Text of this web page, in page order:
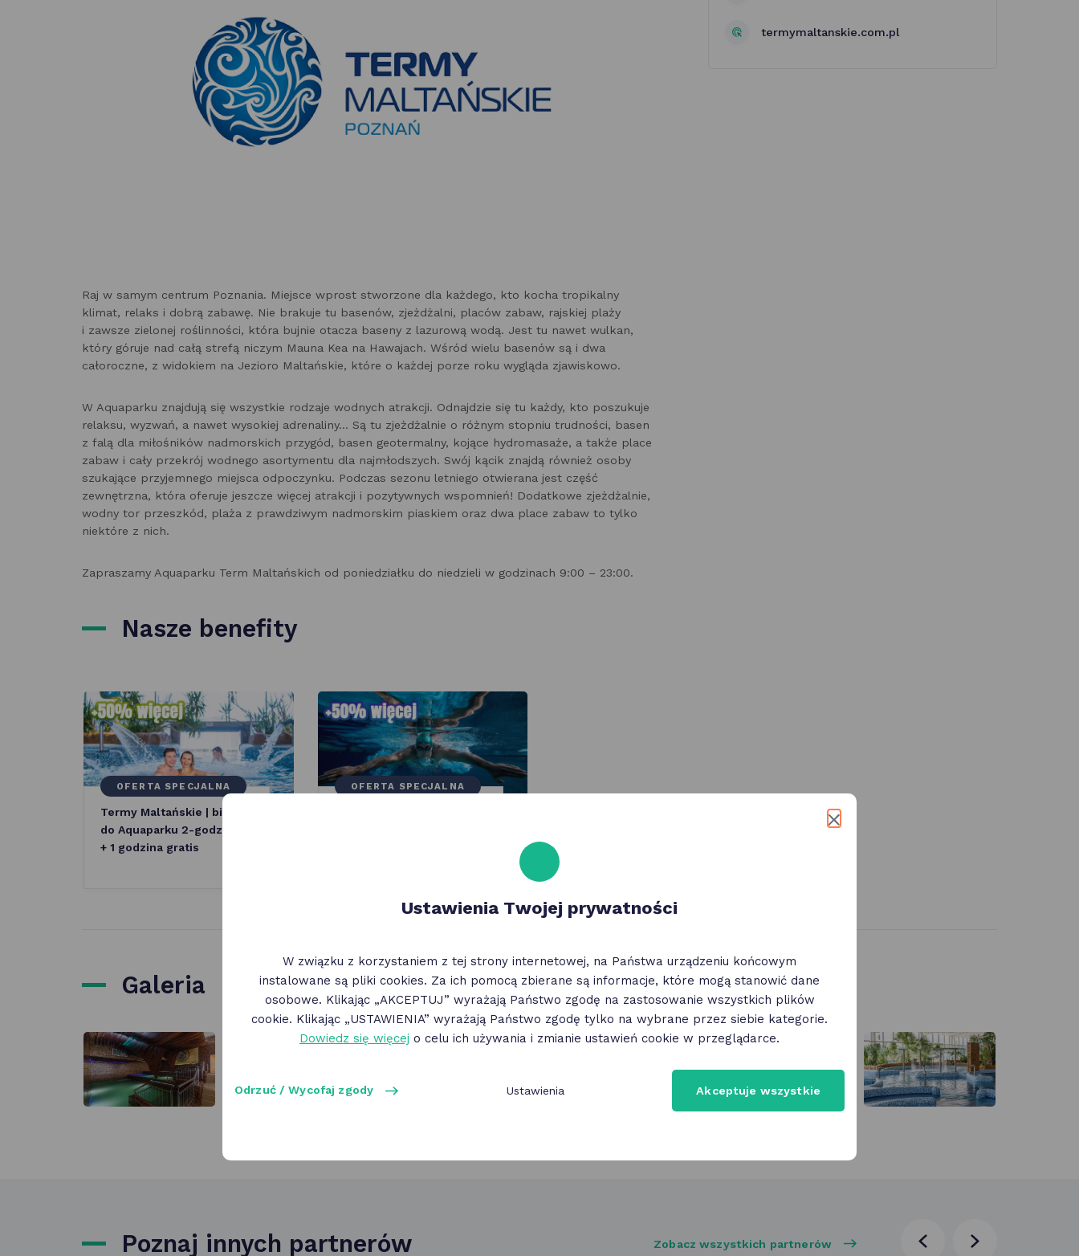
Raj w samym centrum Poznania. Miejsce wprost stworzone dla każdego, kto kocha tropikalny
klimat, relaks i dobrą zabawę. Nie brakuje tu basenów, zjeżdżalni, placów zabaw, rajskiej plaży
i zawsze zielonej roślinności, która bujnie otacza baseny z lazurową wodą. Jest tu nawet wulkan,
który góruje nad całą strefą niczym Mauna Kea na Hawajach. Wśród wielu basenów są i dwa
całoroczne, z widokiem na Jezioro Maltańskie, które o każdej porze roku wygląda zjawiskowo.
W Aquaparku znajdują się wszystkie rodzaje wodnych atrakcji. Odnajdzie się tu każdy, kto poszukuje
relaksu, wyzwań, a nawet wysokiej adrenaliny... Są tu zjeżdżalnie o różnym stopniu trudności, basen
z falą dla miłośników nadmorskich przygód, basen geotermalny, kojące hydromasaże, a także place
zabaw i cały przekrój wodnego asortymentu dla najmłodszych. Swój kącik znajdą również osoby
szukające przyjemnego miejsca odpoczynku. Podczas sezonu letniego otwierana jest część
zewnętrzna, która oferuje jeszcze więcej atrakcji i pozytywnych wspomnień! Dodatkowe zjeżdżalnie,
wodny tor przeszkód, plaża z prawdziwym nadmorskim piaskiem oraz dwa place zabaw to tylko
niektóre z nich.
Zapraszamy Aquaparku Term Maltańskich od poniedziałku do niedzieli w godzinach 9:00 – 23:00.
termymaltanskie.com.pl
Nasze benefity
OFERTA SPECJALNA
Termy Maltańskie | bilet
do Aquaparku 2-godzinny
+ 1 godzina gratis
OFERTA SPECJALNA
Galeria
Poznaj innych partnerów Zobacz wszystkich partnerów
poprzednianastępna
Ustawienia Twojej prywatności
W związku z korzystaniem z tej strony internetowej, na Państwa urządzeniu końcowym
instalowane są pliki cookies. Za ich pomocą zbierane są informacje, które mogą stanowić dane
osobowe. Klikając „AKCEPTUJ” wyrażają Państwo zgodę na zastosowanie wszystkich plików
cookie. Klikając „USTAWIENIA” wyrażają Państwo zgodę tylko na wybrane przez siebie kategorie.
Dowiedz się więcej o celu ich używania i zmianie ustawień cookie w przeglądarce.
Odrzuć / Wycofaj zgody Ustawienia Akceptuje wszystkie